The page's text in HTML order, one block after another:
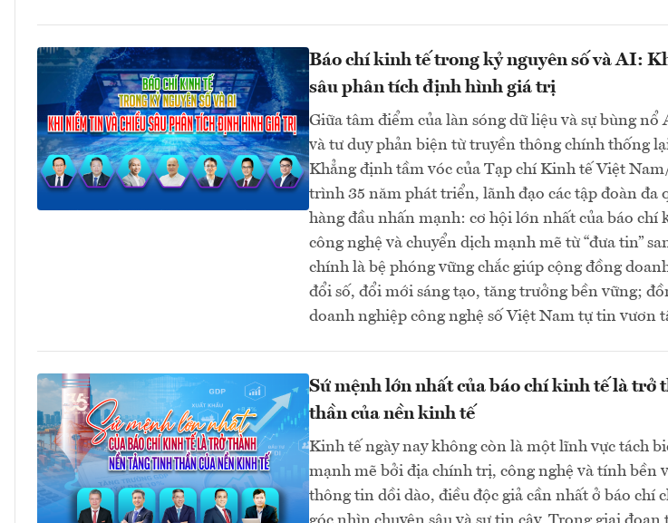
Báo chí kinh tế trong kỷ nguyên số và AI:
sâu phân tích định hình giá trị
Giữa tâm điểm của làn sóng dữ liệu và sự bùng nổ
và tư duy phản biện từ truyền thông chính thống
Khẳng định tầm vóc của Tạp chí Kinh tế Việt
trình 35 năm phát triển, lãnh đạo các tập đoàn đa
hàng đầu nhấn mạnh: cơ hội lớn nhất của báo chí
công nghệ và chuyển dịch mạnh mẽ từ “đưa tin”
chính là bệ phóng vững chắc giúp cộng đồng
đổi số, đổi mới sáng tạo, tăng trưởng bền vững;
doanh nghiệp công nghệ số Việt Nam tự tin vươn
Sứ mệnh lớn nhất của báo chí kinh tế là trở
thần của nền kinh tế
Kinh tế ngày nay không còn là một lĩnh vực tách
mạnh mẽ bởi địa chính trị, công nghệ và tính bền
thông tin dồi dào, điều độc giả cần nhất ở báo chí